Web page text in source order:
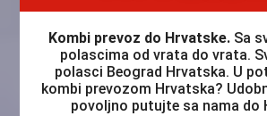
Kombi prevoz do Hrvatske. Sa
polascima od vrata do vrata.
polasci Beograd Hrvatska. U
kombi prevozom Hrvatska?
povoljno putujte sa nama do